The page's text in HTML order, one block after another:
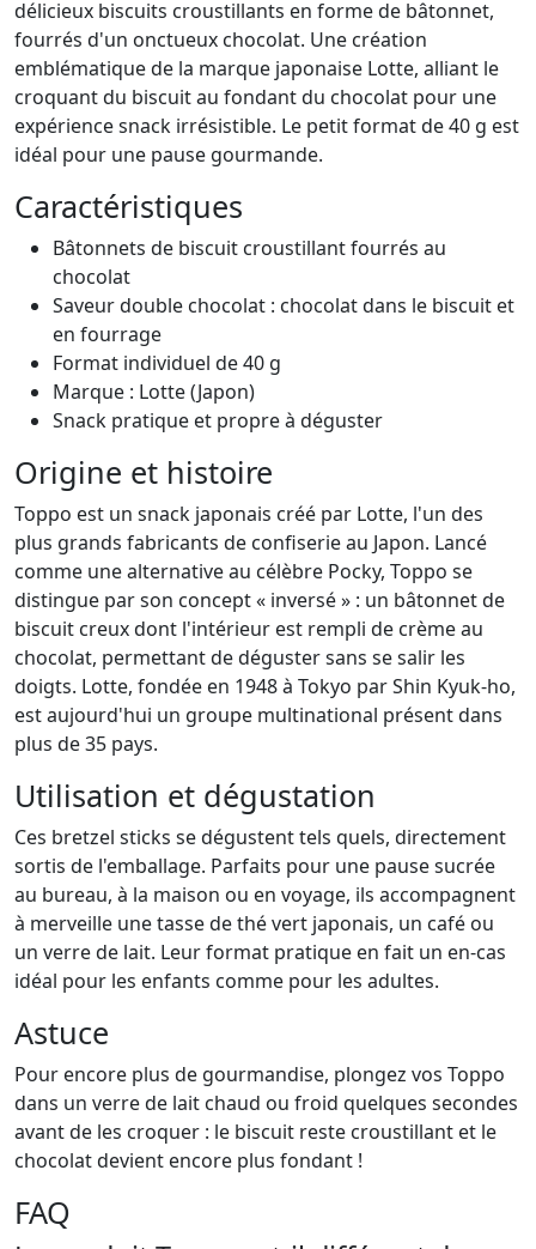
délicieux biscuits croustillants en forme de bâtonnet,
fourrés d'un onctueux chocolat. Une création
emblématique de la marque japonaise Lotte, alliant le
croquant du biscuit au fondant du chocolat pour une
expérience snack irrésistible. Le petit format de 40 g est
idéal pour une pause gourmande.
Caractéristiques
Bâtonnets de biscuit croustillant fourrés au
chocolat
Saveur double chocolat : chocolat dans le biscuit et
en fourrage
Format individuel de 40 g
Marque : Lotte (Japon)
Snack pratique et propre à déguster
Origine et histoire
Toppo est un snack japonais créé par Lotte, l'un des
plus grands fabricants de confiserie au Japon. Lancé
comme une alternative au célèbre Pocky, Toppo se
distingue par son concept « inversé » : un bâtonnet de
biscuit creux dont l'intérieur est rempli de crème au
chocolat, permettant de déguster sans se salir les
doigts. Lotte, fondée en 1948 à Tokyo par Shin Kyuk-ho,
est aujourd'hui un groupe multinational présent dans
plus de 35 pays.
Utilisation et dégustation
Ces bretzel sticks se dégustent tels quels, directement
sortis de l'emballage. Parfaits pour une pause sucrée
au bureau, à la maison ou en voyage, ils accompagnent
à merveille une tasse de thé vert japonais, un café ou
un verre de lait. Leur format pratique en fait un en-cas
idéal pour les enfants comme pour les adultes.
Astuce
Pour encore plus de gourmandise, plongez vos Toppo
dans un verre de lait chaud ou froid quelques secondes
avant de les croquer : le biscuit reste croustillant et le
chocolat devient encore plus fondant !
FAQ